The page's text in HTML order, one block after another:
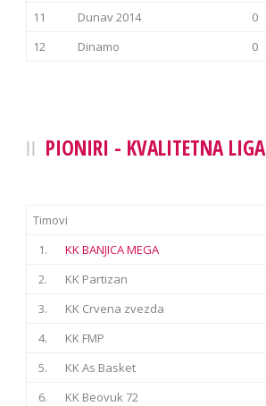
11
Dunav 2014 0
12
Dinamo 0
PIONIRI - KVALITETNA LIGA
Timovi
1.
KK BANJICA MEGA
2.
KK Partizan
3.
KK Crvena zvezda
4.
KK FMP
5.
KK As Basket
6.
KK Beovuk 72